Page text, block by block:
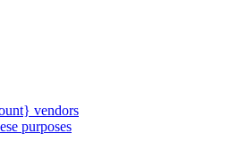
vendors
purposes